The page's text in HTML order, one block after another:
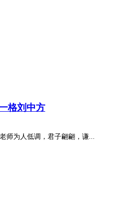
格刘中方
师为人低调，君子翩翩，谦...